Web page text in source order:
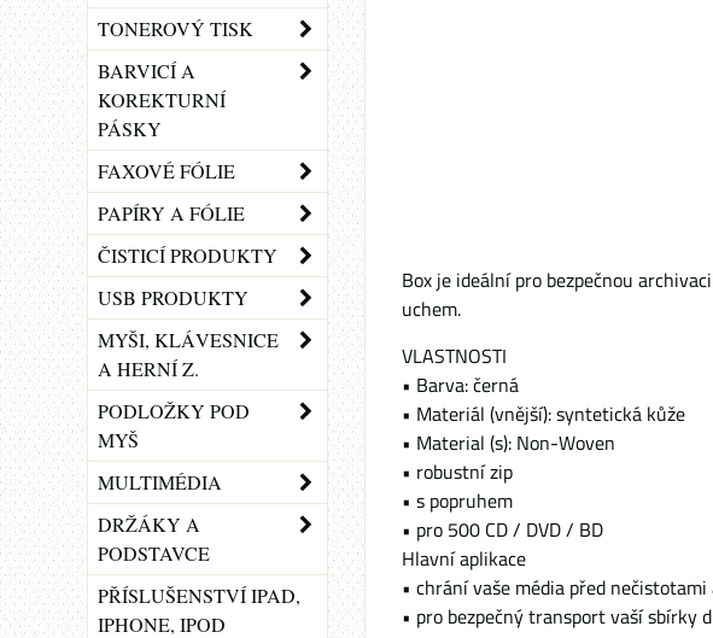
Box je ideální pro bezpečnou
uchem.
VLASTNOSTI
• Barva: černá
• Materiál (vnější): syntetická kůže
• Material (s): Non-Woven
• robustní zip
• s popruhem
• pro 500 CD / DVD / BD
Hlavní aplikace
• chrání vaše média před
• pro bezpečný transport vaší sbírky
TONEROVÝ TISK
BARVICÍ A
KOREKTURNÍ
PÁSKY
FAXOVÉ FÓLIE
PAPÍRY A FÓLIE
ČISTICÍ PRODUKTY
USB PRODUKTY
MYŠI, KLÁVESNICE
A HERNÍ Z.
PODLOŽKY POD
MYŠ
MULTIMÉDIA
DRŽÁKY A
PODSTAVCE
PŘÍSLUŠENSTVÍ IPAD,
IPHONE, IPOD